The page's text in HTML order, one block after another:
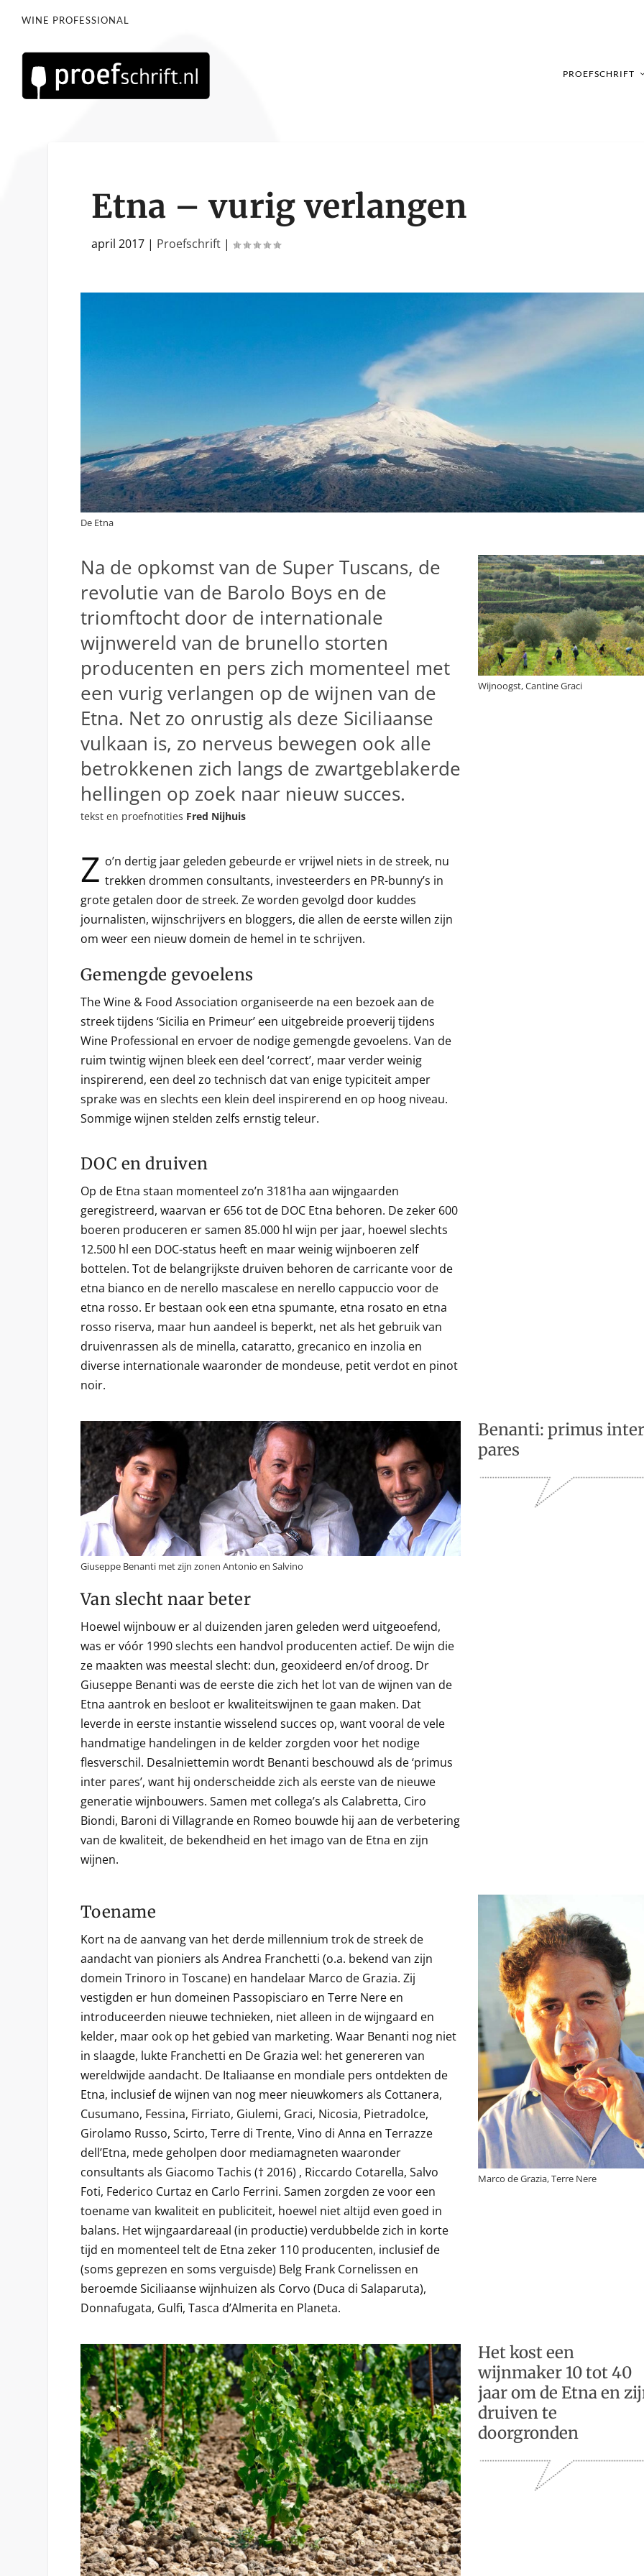
WINE PROFESSIONAL
PROEFSCHRIFT
Etna – vurig verlangen
april 2017 | Proefschrift |
De Etna
Na de opkomst van de Super Tuscans, de
revolutie van de Barolo Boys en de
triomftocht door de internationale
wijnwereld van de brunello storten
producenten en pers zich momenteel met
een vurig verlangen op de wijnen van de
Etna. Net zo onrustig als deze Siciliaanse
vulkaan is, zo nerveus bewegen ook alle
betrokkenen zich langs de zwartgeblakerde
hellingen op zoek naar nieuw succes.
tekst en proefnotities Fred Nijhuis
Wijnoogst, Cantine Graci
Z o’n dertig jaar geleden gebeurde er vrijwel niets in de streek, nu
trekken drommen consultants, investeerders en PR-bunny’s in
grote getalen door de streek. Ze worden gevolgd door kuddes
journalisten, wijnschrijvers en bloggers, die allen de eerste willen zijn
om weer een nieuw domein de hemel in te schrijven.
Gemengde gevoelens
The Wine & Food Association organiseerde na een bezoek aan de
streek tijdens ‘Sicilia en Primeur’ een uitgebreide proeverij tijdens
Wine Professional en ervoer de nodige gemengde gevoelens. Van de
ruim twintig wijnen bleek een deel ‘correct’, maar verder weinig
inspirerend, een deel zo technisch dat van enige typiciteit amper
sprake was en slechts een klein deel inspirerend en op hoog niveau.
Sommige wijnen stelden zelfs ernstig teleur.
DOC en druiven
Op de Etna staan momenteel zo’n 3181ha aan wijngaarden
geregistreerd, waarvan er 656 tot de DOC Etna behoren. De zeker 600
boeren produceren er samen 85.000 hl wijn per jaar, hoewel slechts
12.500 hl een DOC-status heeft en maar weinig wijnboeren zelf
bottelen. Tot de belangrijkste druiven behoren de carricante voor de
etna bianco en de nerello mascalese en nerello cappuccio voor de
etna rosso. Er bestaan ook een etna spumante, etna rosato en etna
rosso riserva, maar hun aandeel is beperkt, net als het gebruik van
druivenrassen als de minella, cataratto, grecanico en inzolia en
diverse internationale waaronder de mondeuse, petit verdot en pinot
noir.
Giuseppe Benanti met zijn zonen Antonio en Salvino
Van slecht naar beter
Hoewel wijnbouw er al duizenden jaren geleden werd uitgeoefend,
was er vóór 1990 slechts een handvol producenten actief. De wijn die
ze maakten was meestal slecht: dun, geoxideerd en/of droog. Dr
Giuseppe Benanti was de eerste die zich het lot van de wijnen van de
Etna aantrok en besloot er kwaliteitswijnen te gaan maken. Dat
leverde in eerste instantie wisselend succes op, want vooral de vele
handmatige handelingen in de kelder zorgden voor het nodige
flesverschil. Desalniettemin wordt Benanti beschouwd als de ‘primus
inter pares’, want hij onderscheidde zich als eerste van de nieuwe
generatie wijnbouwers. Samen met collega’s als Calabretta, Ciro
Biondi, Baroni di Villagrande en Romeo bouwde hij aan de verbetering
van de kwaliteit, de bekendheid en het imago van de Etna en zijn
wijnen.
Benanti: primus
pares
Toename
Kort na de aanvang van het derde millennium trok de streek de
aandacht van pioniers als Andrea Franchetti (o.a. bekend van zijn
domein Trinoro in Toscane) en handelaar Marco de Grazia. Zij
vestigden er hun domeinen Passopisciaro en Terre Nere en
introduceerden nieuwe technieken, niet alleen in de wijngaard en
kelder, maar ook op het gebied van marketing. Waar Benanti nog niet
in slaagde, lukte Franchetti en De Grazia wel: het genereren van
wereldwijde aandacht. De Italiaanse en mondiale pers ontdekten de
Etna, inclusief de wijnen van nog meer nieuwkomers als Cottanera,
Cusumano, Fessina, Firriato, Giulemi, Graci, Nicosia, Pietradolce,
Girolamo Russo, Scirto, Terre di Trente, Vino di Anna en Terrazze
dell’Etna, mede geholpen door mediamagneten waaronder
consultants als Giacomo Tachis († 2016) , Riccardo Cotarella, Salvo
Foti, Federico Curtaz en Carlo Ferrini. Samen zorgden ze voor een
toename van kwaliteit en publiciteit, hoewel niet altijd even goed in
balans. Het wijngaardareaal (in productie) verdubbelde zich in korte
tijd en momenteel telt de Etna zeker 110 producenten, inclusief de
(soms geprezen en soms verguisde) Belg Frank Cornelissen en
beroemde Siciliaanse wijnhuizen als Corvo (Duca di Salaparuta),
Donnafugata, Gulfi, Tasca d’Almerita en Planeta.
Marco de Grazia, Terre Nere
Het kost een
wijnmaker 10 tot 40
jaar om de Etna en
druiven te
doorgronden